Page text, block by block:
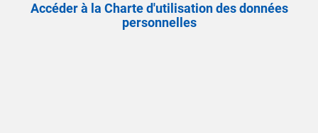
Accéder à la Charte d'utilisation des données
personnelles